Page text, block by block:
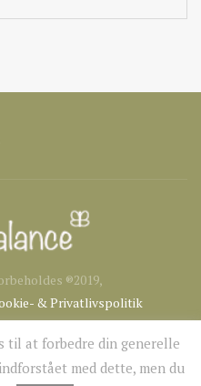
®2019,
& Privatlivspolitik
til at forbedre din generelle
med dette, men du